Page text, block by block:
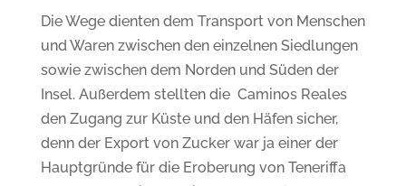
Die Wege dienten dem Transport von Menschen
und Waren zwischen den einzelnen Siedlungen
sowie zwischen dem Norden und Süden der
Insel. Außerdem stellten die Caminos Reales
den Zugang zur Küste und den Häfen sicher,
denn der Export von Zucker war ja einer der
Hauptgründe für die Eroberung von Teneriffa